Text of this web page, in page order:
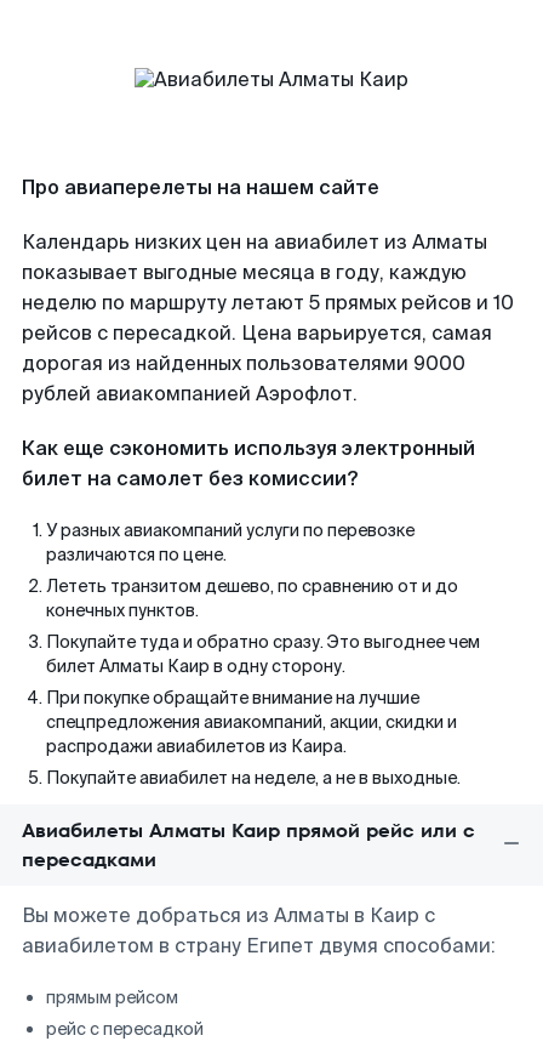
Про авиаперелеты на нашем сайте
Календарь низких цен на авиабилет из Алматы
показывает выгодные месяца в году, каждую
неделю по маршруту летают 5 прямых рейсов и 10
рейсов с пересадкой. Цена варьируется, самая
дорогая из найденных пользователями 9000
рублей авиакомпанией Аэрофлот.
Как еще сэкономить используя электронный
билет на самолет без комиссии?
У разных авиакомпаний услуги по перевозке
различаются по цене.
Лететь транзитом дешево, по сравнению от и до
конечных пунктов.
Покупайте туда и обратно сразу. Это выгоднее чем
билет Алматы Каир в одну сторону.
При покупке обращайте внимание на лучшие
спецпредложения авиакомпаний, акции, скидки и
распродажи авиабилетов из Каира.
Покупайте авиабилет на неделе, а не в выходные.
Авиабилеты Алматы Каир прямой рейс или с
пересадками
Вы можете добраться из Алматы в Каир с
авиабилетом в страну Египет двумя способами:
прямым рейсом
рейс с пересадкой